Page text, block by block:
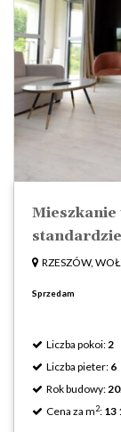
Mieszkanie
standardzie
RZESZÓW,
Sprzedam
Liczba pokoi:2
Liczba pieter: 6
Rok budowy:
Cena za m2: 13